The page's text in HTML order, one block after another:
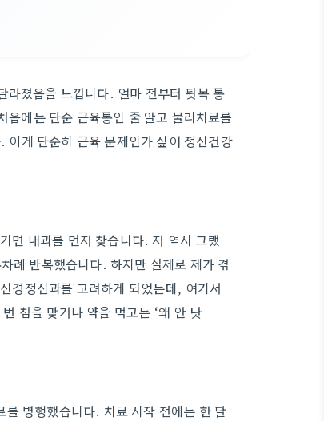
라졌음을 느낍니다. 얼마 전부터 뒷목 통
에는 단순 근육통인 줄 알고 물리치료를
게 단순히 근육 문제인가 싶어 정신건강
면 내과를 먼저 찾습니다. 저 역시 그랬
례 반복했습니다. 하지만 실제로 제가 겪
경정신과를 고려하게 되었는데, 여기서
침을 맞거나 약을 먹고는 ‘왜 안 낫
병행했습니다. 치료 시작 전에는 한 달